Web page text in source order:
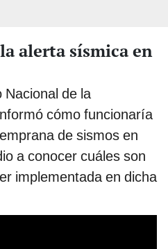
alerta sísmica en
Nacional de la
cómo funcionaría
de sismos en
a conocer cuáles son
implementada en dicha